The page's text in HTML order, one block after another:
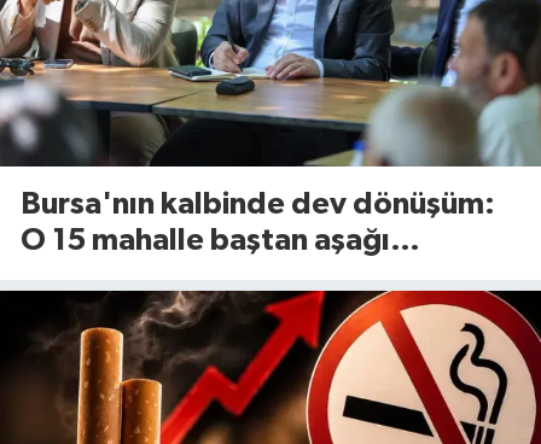
Bursa'nın kalbinde dev dönüşüm:
O 15 mahalle baştan aşağı